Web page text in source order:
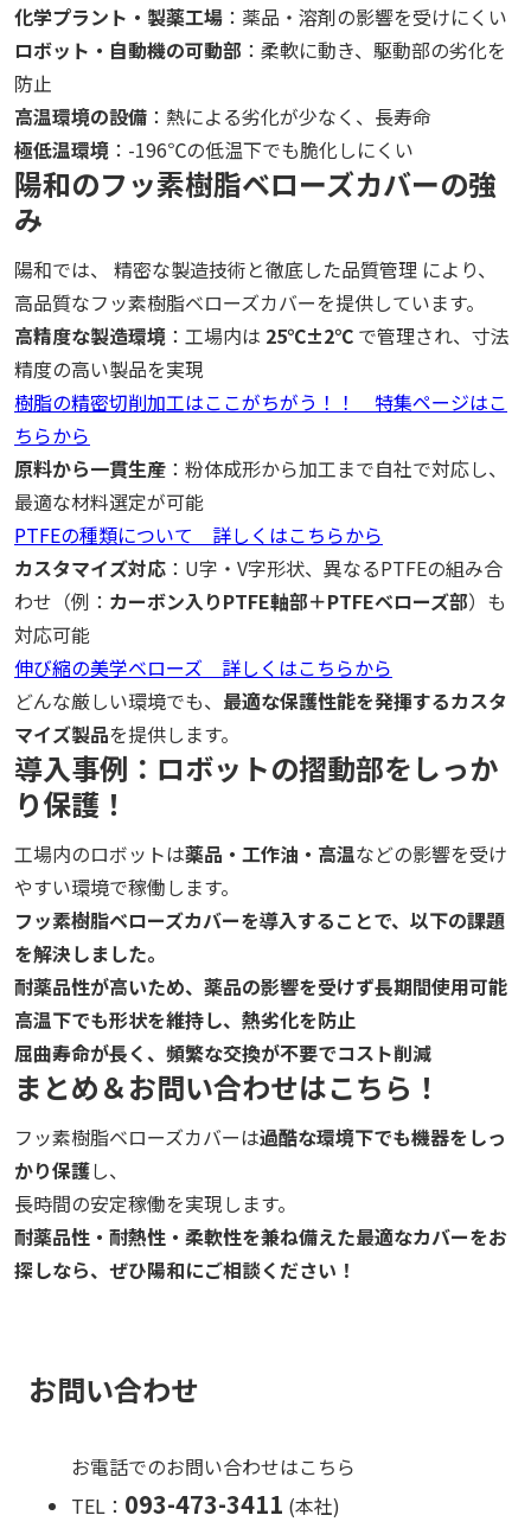
化学プラント・製薬工場 ：薬品・溶剤の影響を受けにくい
ロボット・自動機の可動部 ：柔軟に動き、駆動部の劣化を
防止
高温環境の設備 ：熱による劣化が少なく、長寿命
極低温環境 ：-196℃の低温下でも脆化しにくい
陽和のフッ素樹脂ベローズカバーの強
み
陽和では、 精密な製造技術と徹底した品質管理 により、
高品質なフッ素樹脂ベローズカバーを提供しています。
高精度な製造環境 ：工場内は 25℃±2℃ で管理され、寸法
精度の高い製品を実現
樹脂の精密切削加工はここがちがう！！ 特集ページはこ
ちらから
原料から一貫生産 ：粉体成形から加工まで自社で対応し、
最適な材料選定が可能
PTFEの種類について 詳しくはこちらから
カスタマイズ対応 ：U字・V字形状、異なるPTFEの組み合
わせ（例： カーボン入りPTFE軸部＋PTFEベローズ部）も
対応可能
伸び縮の美学ベローズ 詳しくはこちらから
どんな厳しい環境でも、 最適な保護性能を発揮するカスタ
マイズ製品を提供します。
導入事例：ロボットの摺動部をしっか
り保護！
工場内のロボットは薬品・工作油・高温などの影響を受け
やすい環境で稼働します。
フッ素樹脂ベローズカバーを導入することで、以下の課題
を解決しました。
耐薬品性が高いため、薬品の影響を受けず長期間使用可能
高温下でも形状を維持し、熱劣化を防止
屈曲寿命が長く、頻繁な交換が不要でコスト削減
まとめ＆お問い合わせはこちら！
フッ素樹脂ベローズカバーは過酷な環境下でも機器をしっ
かり保護し、
長時間の安定稼働を実現します。
耐薬品性・耐熱性・柔軟性を兼ね備えた最適なカバーをお
探しなら、ぜひ陽和にご相談ください！
お問い合わせ
お電話でのお問い合わせはこちら
TEL： 093-473-3411 (本社)